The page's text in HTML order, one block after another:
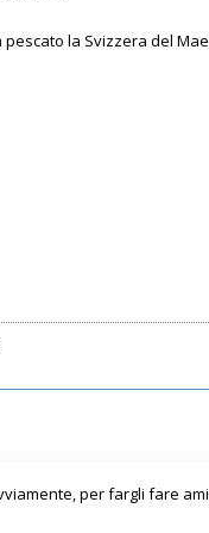
la Svizzera del
per fargli fare